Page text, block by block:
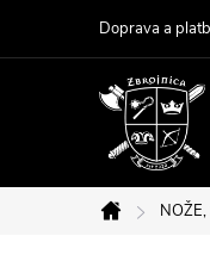
Doprava a
Domov